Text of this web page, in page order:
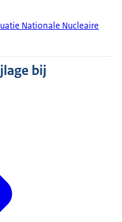
Nationale Nucleaire
bij